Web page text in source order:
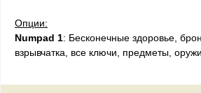
Опции:
Numpad 1: Бесконечные здоровье,
взрывчатка, все ключи, предметы,